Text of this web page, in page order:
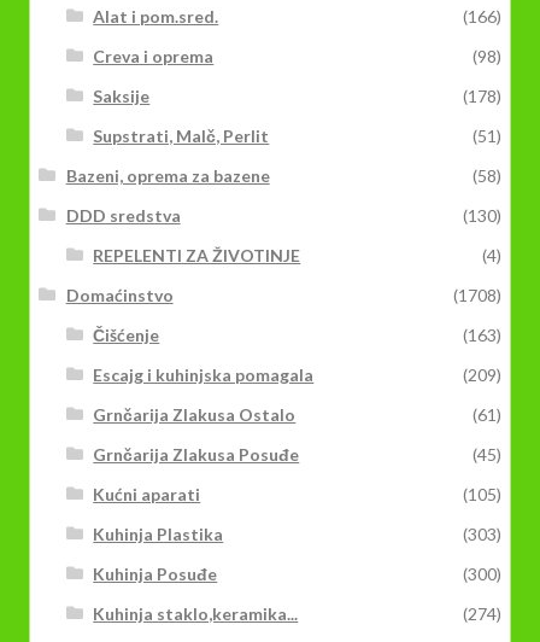
Alat i pom.sred.
(166)
Creva i oprema
(98)
Saksije
(178)
Supstrati, Malč, Perlit
(51)
Bazeni, oprema za bazene
(58)
DDD sredstva
(130)
REPELENTI ZA ŽIVOTINJE
(4)
Domaćinstvo
(1708)
Čišćenje
(163)
Escajg i kuhinjska pomagala
(209)
Grnčarija Zlakusa Ostalo
(61)
Grnčarija Zlakusa Posuđe
(45)
Kućni aparati
(105)
Kuhinja Plastika
(303)
Kuhinja Posuđe
(300)
Kuhinja staklo,keramika...
(274)